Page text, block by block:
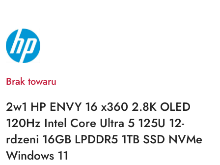
NAZWA
PRODUCENTA:
HP
Brak towaru
2w1 HP ENVY 16 x360 2.8K OLED
120Hz Intel Core Ultra 5 125U 12-
rdzeni 16GB LPDDR5 1TB SSD NVMe
Windows 11